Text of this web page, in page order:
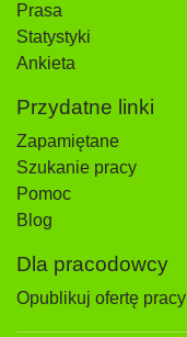
Prasa
Statystyki
Ankieta
Przydatne linki
Zapamiętane
Szukanie pracy
Pomoc
Blog
Dla pracodowcy
Opublikuj ofertę pracy